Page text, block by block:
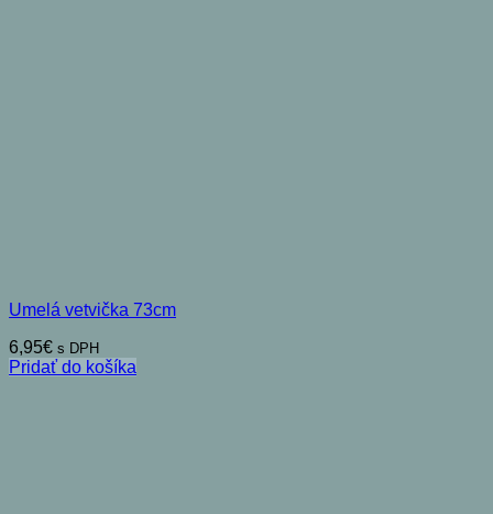
Umelá vetvička 73cm
6,95€ s DPH
Pridať do košíka